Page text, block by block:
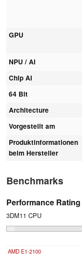
GPU
NPU / AI
Chip AI
64 Bit
Architecture
Vorgestellt am
Produktinformationen
beim Hersteller
Benchmarks
Performance Rating
3DM11 CPU
AMD E1-2100